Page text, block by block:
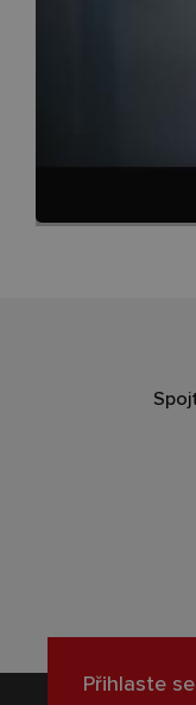
Přihlaste